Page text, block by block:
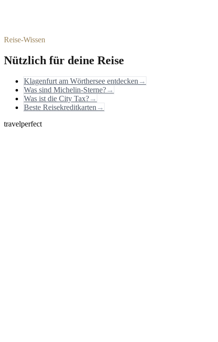
Reise-Wissen
Nützlich für deine Reise
Klagenfurt am Wörthersee entdecken →
Was sind Michelin-Sterne?→
Was ist die City Tax?→
Beste Reisekreditkarten →
travelperfect